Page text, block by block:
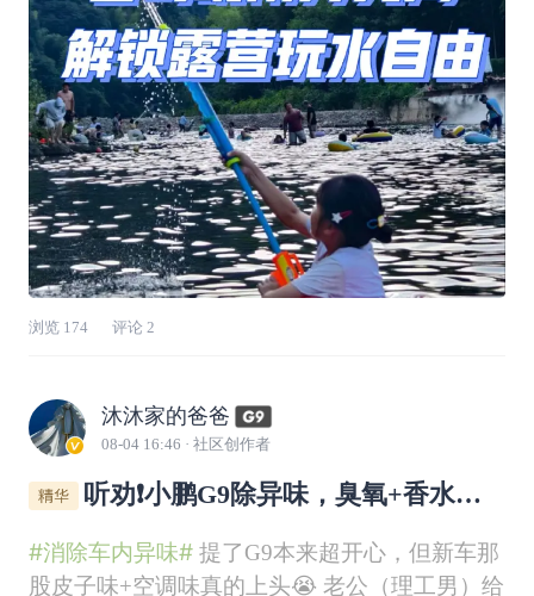
驾乘舒适平稳，宽敞的空间装得下满满行囊与
浏览 174 评论 2
沐沐家的爸爸
08-04 16:46 · 社区创作者
听劝❗️小鹏G9除异味，臭氧+香水千
#消除车内异味#提了G9本来超开心，但新车那
股皮子味+空调味真的上头😭 老公（理工男）给